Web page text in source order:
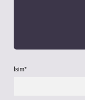
İsim*